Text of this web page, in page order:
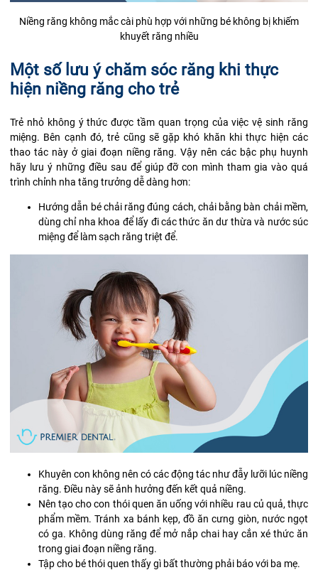
Niềng răng không mắc cài phù hợp với những bé không bị khiếm
khuyết răng nhiều
Một số lưu ý chăm sóc răng khi thực
hiện niềng răng cho trẻ
Trẻ nhỏ không ý thức được tầm quan trọng của việc vệ sinh răng
miệng. Bên cạnh đó, trẻ cũng sẽ gặp khó khăn khi thực hiện các
thao tác này ở giai đoạn niềng răng. Vậy nên các bậc phụ huynh
hãy lưu ý những điều sau để giúp đỡ con mình tham gia vào quá
trình chỉnh nha tăng trưởng dễ dàng hơn:
Hướng dẫn bé chải răng đúng cách, chải bằng bàn chải mềm,
dùng chỉ nha khoa để lấy đi các thức ăn dư thừa và nước súc
miệng để làm sạch răng triệt để.
Khuyên con không nên có các động tác như đẫy lưỡi lúc niềng
răng. Điều này sẽ ảnh hưởng đến kết quả niềng.
Nên tạo cho con thói quen ăn uống với nhiều rau củ quả, thực
phẩm mềm. Tránh xa bánh kẹp, đồ ăn cưng giòn, nước ngọt
có ga. Không dùng răng để mở nắp chai hay cắn xé thức ăn
trong giai đoạn niềng răng.
Tập cho bé thói quen thấy gì bất thường phải báo với ba mẹ.